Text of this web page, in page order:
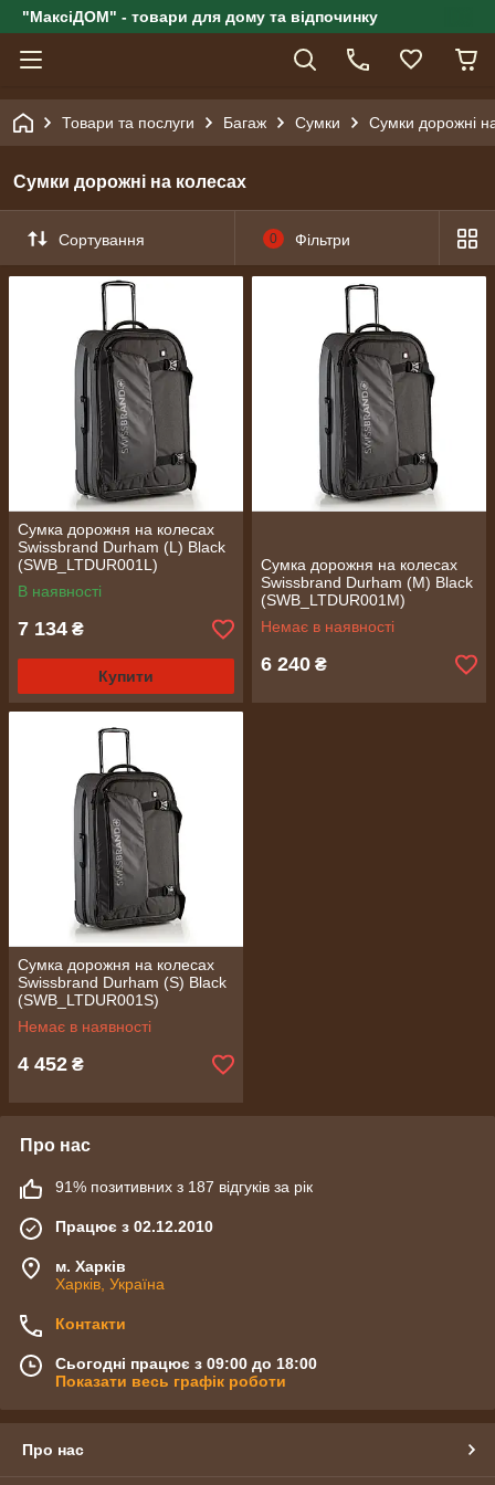
"МаксіДОМ" - товари для дому та відпочинку
Товари та послуги Багаж Сумки Сумки дорожні
Сумки дорожні на колесах
Сортування 0 Фільтри
Сумка дорожня на колесах
Swissbrand Durham (L) Black
(SWB_LTDUR001L)
В наявності
7 134 ₴
Купити
Сумка дорожня на колесах
Swissbrand Durham (M) Black
(SWB_LTDUR001M)
Немає в наявності
6 240 ₴
Сумка дорожня на колесах
Swissbrand Durham (S) Black
(SWB_LTDUR001S)
Немає в наявності
4 452 ₴
Про нас
91% позитивних з 187 відгуків за рік
Працює з 02.12.2010
м. Харків
Харків, Україна
Контакти
Сьогодні працює з 09:00 до 18:00
Показати весь графік роботи
Про нас